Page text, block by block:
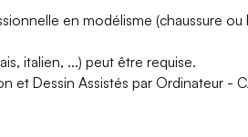
en modélisme (chaussure ou
italien, ...) peut être requise.
et Dessin Assistés par Ordinateur -